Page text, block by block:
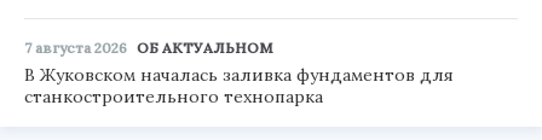
7 августа 2026 ОБ АКТУАЛЬНОМ
В Жуковском началась заливка фундаментов для
станкостроительного технопарка